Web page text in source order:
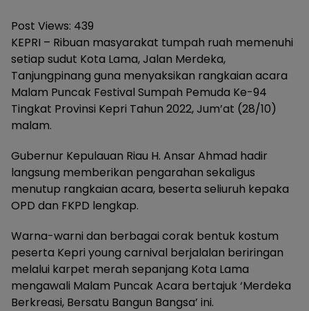
Post Views: 439
KEPRI – Ribuan masyarakat tumpah ruah memenuhi
setiap sudut Kota Lama, Jalan Merdeka,
Tanjungpinang guna menyaksikan rangkaian acara
Malam Puncak Festival Sumpah Pemuda Ke-94
Tingkat Provinsi Kepri Tahun 2022, Jum’at (28/10)
malam.
Gubernur Kepulauan Riau H. Ansar Ahmad hadir
langsung memberikan pengarahan sekaligus
menutup rangkaian acara, beserta seliuruh kepaka
OPD dan FKPD lengkap.
Warna-warni dan berbagai corak bentuk kostum
peserta Kepri young carnival berjalalan beriringan
melalui karpet merah sepanjang Kota Lama
mengawali Malam Puncak Acara bertajuk ‘Merdeka
Berkreasi, Bersatu Bangun Bangsa’ ini.